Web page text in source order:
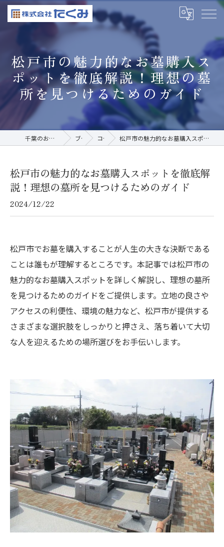
松戸市の魅力的なお墓購入ス
ポットを徹底解説！理想の墓
所を見つけるためのガイド
千葉のお墓なら株式会社たくみ ブログ コラム 松戸市の魅力的なお墓購入スポットを徹底解説！理想の墓所を見つけるためのガイド
松戸市の魅力的なお墓購入スポットを徹底解
説！理想の墓所を見つけるためのガイド
2024/12/22
松戸市でお墓を購入することが人生の大きな決断である
ことは誰もが理解するところです。本記事では松戸市の
魅力的なお墓購入スポットを詳しく解説し、理想の墓所
を見つけるためのガイドをご提供します。立地の良さや
アクセスの利便性、環境の魅力など、松戸市が提供する
さまざまな選択肢をしっかりと押さえ、落ち着いて大切
な人を迎えるための場所選びをお手伝いします。